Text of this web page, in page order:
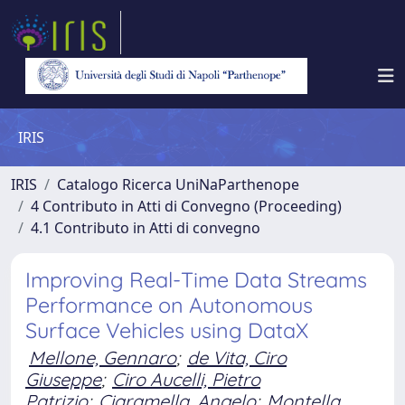
IRIS
IRIS
Catalogo Ricerca UniNaParthenope
4 Contributo in Atti di Convegno (Proceeding)
4.1 Contributo in Atti di convegno
Improving Real-Time Data Streams
Performance on Autonomous
Surface Vehicles using DataX
Mellone, Gennaro; de Vita, Ciro
Giuseppe; Ciro Aucelli, Pietro